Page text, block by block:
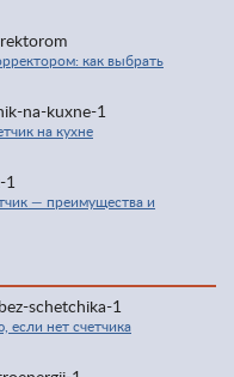
как выбрать
на кухне
— преимущества и
если нет счетчика